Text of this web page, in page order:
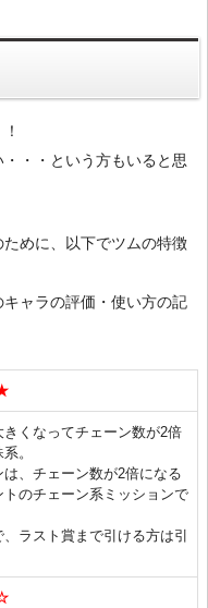
・・という方もいると思
めに、以下でツムの特徴
ャラの評価・使い方の記
くなってチェーン数が2倍
。
、チェーン数が2倍になる
のチェーン系ミッションで
ラスト賞まで引ける方は引